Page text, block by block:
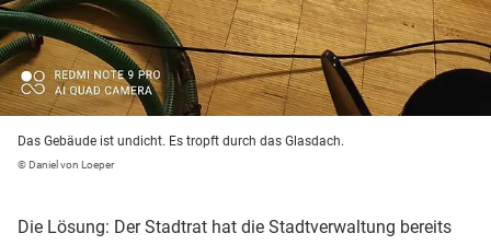
Das Gebäude ist undicht. Es tropft durch das Glasdach.
© Daniel von Loeper
Die Lösung: Der Stadtrat hat die Stadtverwaltung bereits